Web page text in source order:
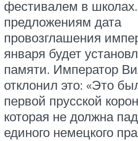
фестивалем в
предложениям дата
провозглашения
января будет
памяти. Император
отклонил это: «Это
первой прусской
которая не должна
единого немецкого